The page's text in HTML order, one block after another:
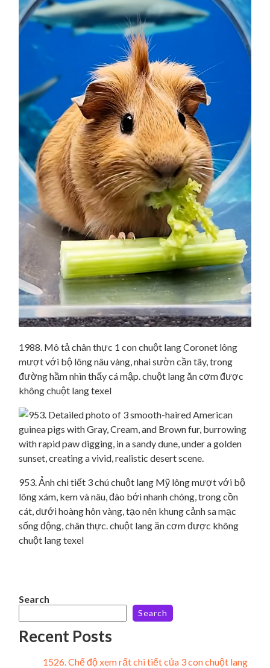
1988. Mô tả chân thực 1 con chuột lang Coronet lông
mượt với bộ lông nâu vàng, nhai sườn cần tây, trong
đường hầm nhìn thấy cá mập. chuột lang ăn cơm được
không chuột lang texel
953. Ảnh chi tiết 3 chú chuột lang Mỹ lông mượt với bộ
lông xám, kem và nâu, đào bới nhanh chóng, trong cồn
cát, dưới hoàng hôn vàng, tạo nên khung cảnh sa mạc
sống động, chân thực. chuột lang ăn cơm được không
chuột lang texel
Search
Search
Recent Posts
1526. Chế độ xem rất chi tiết của 3 con chuột lang